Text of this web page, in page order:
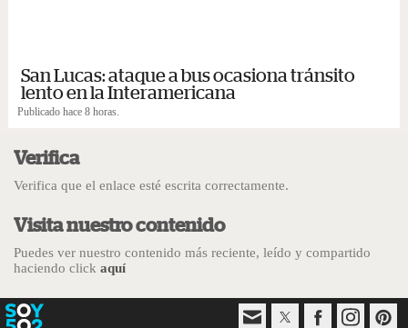
San Lucas: ataque a bus ocasiona tránsito
lento en la Interamericana
Publicado hace 8 horas.
Verifica
Verifica que el enlace esté escrita correctamente.
Visita nuestro contenido
Puedes ver nuestro contenido más reciente, leído y compartido
haciendo click aquí